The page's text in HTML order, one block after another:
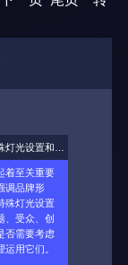
理、色彩
作的各个
着至关重要
调品牌形
灯光设置
、受众、创
否需要考虑
运用它们。